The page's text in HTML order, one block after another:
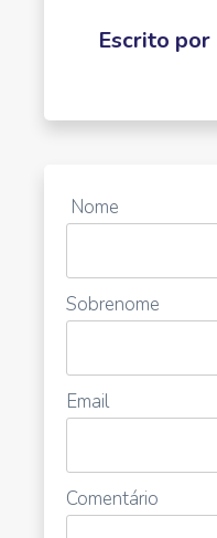
Escrito por
Nome
Sobrenome
Email
Comentário